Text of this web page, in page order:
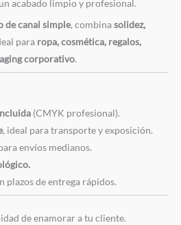
acabado limpio y profesional.
de canal simple, combinasolidez,
para ropa, cosmética, regalos,
corporativo.
(CMYK profesional).
, ideal para transporte y exposición.
envíos medianos.
plazos de entrega rápidos.
de enamorar a tu cliente.